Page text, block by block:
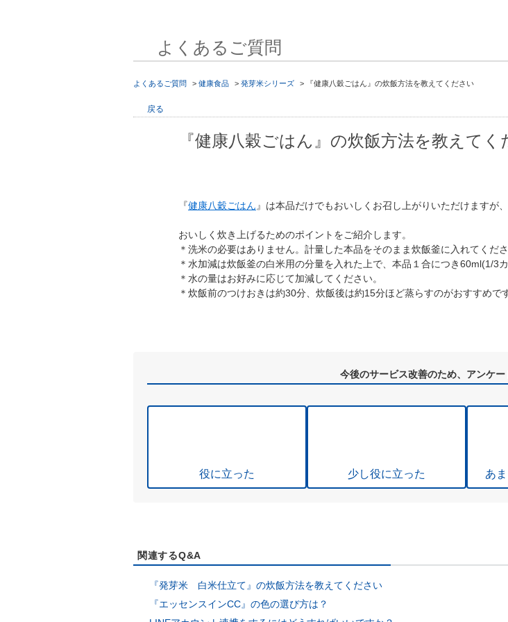
よくあるご質問
よくあるご質問 > 健康食品 > 発芽米シリーズ > 『健康八穀ごはん』の炊飯方法を教えてください
戻る
『健康八穀ごはん』の炊飯方法を教えてく
『健康八穀ごはん 』は本品だけでもおいしくお召し上がりいただけますが
おいしく炊き上げるためのポイントをご紹介します。
＊洗米の必要はありません。計量した本品をそのまま炊飯釜に入れてくださ
＊水加減は炊飯釜の白米用の分量を入れた上で、本品１合につき60ml(1/3
＊水の量はお好みに応じて加減してください。
＊炊飯前のつけおきは約30分、炊飯後は約15分ほど蒸らすのがおすすめです
今後のサービス改善のため、アンケ
役に立った 少し役に立った あ
関連するQ&A
『発芽米 白米仕立て』の炊飯方法を教えてください
『エッセンスインCC』の色の選び方は？